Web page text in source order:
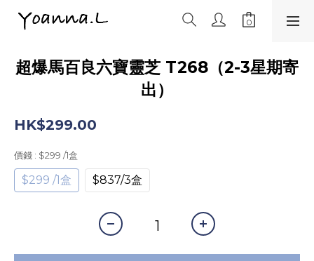
超爆馬百良六寶靈芝 T268（2-3星期寄
出）
HK$299.00
價錢 : $299 /1盒
$299 /1盒 $837/3盒